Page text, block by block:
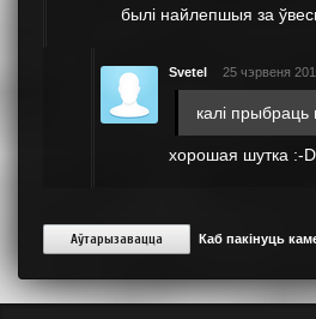
былі найлепшыя за
Svetel 25 чэрвеня
калі прыбраць
хорошая шутка :-D
Аўтарызавацца Каб пакінуць